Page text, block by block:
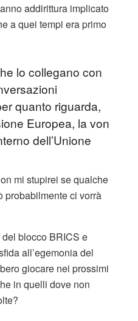
addirittura implicato
a quei tempi era primo
lo collegano con
quanto riguarda,
Europea, la von
dell’Unione
mi stupirei se qualche
probabilmente ci vorrà
blocco BRICS e
all’egemonia del
giocare nei prossimi
in quelli dove non